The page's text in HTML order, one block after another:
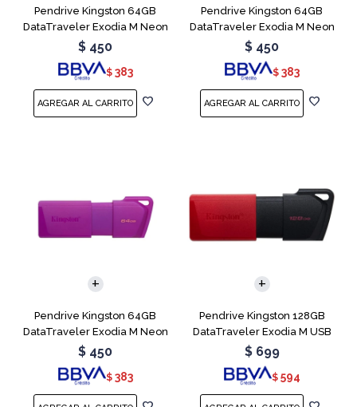
Pendrive Kingston 64GB
DataTraveler Exodia M Neon
Green
$ 450
$ 383
Pendrive Kingston 64GB
DataTraveler Exodia M Neon
Pink
$ 450
$ 383
Pendrive Kingston 64GB
DataTraveler Exodia M Neon
Purple
$ 450
$ 383
Pendrive Kingston 128GB
DataTraveler Exodia M USB
3.2
$ 699
$ 594